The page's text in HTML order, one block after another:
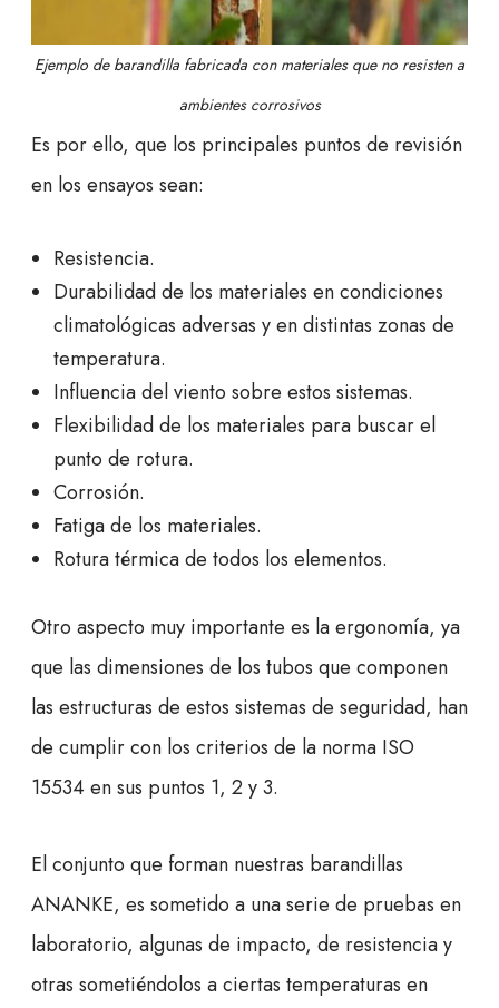
Ejemplo de barandilla fabricada con materiales que no resisten a
ambientes corrosivos
Es por ello, que los principales puntos de revisión
en los ensayos sean:
Resistencia.
Durabilidad de los materiales en condiciones
climatológicas adversas y en distintas zonas de
temperatura.
Influencia del viento sobre estos sistemas.
Flexibilidad de los materiales para buscar el
punto de rotura.
Corrosión.
Fatiga de los materiales.
Rotura térmica de todos los elementos.
Otro aspecto muy importante es la ergonomía, ya
que las dimensiones de los tubos que componen
las estructuras de estos sistemas de seguridad, han
de cumplir con los criterios de la norma ISO
15534 en sus puntos 1, 2 y 3.
El conjunto que forman nuestras barandillas
ANANKE, es sometido a una serie de pruebas en
laboratorio, algunas de impacto, de resistencia y
otras sometiéndolos a ciertas temperaturas en